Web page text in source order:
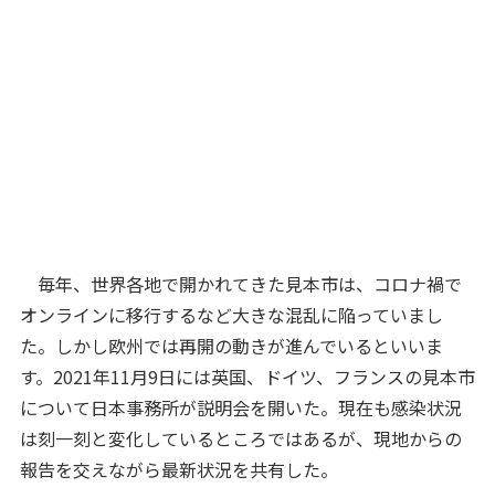
毎年、世界各地で開かれてきた見本市は、コロナ禍で
オンラインに移行するなど大きな混乱に陥っていまし
た。しかし欧州では再開の動きが進んでいるといいま
す。2021年11月9日には英国、ドイツ、フランスの見本市
について日本事務所が説明会を開いた。現在も感染状況
は刻一刻と変化しているところではあるが、現地からの
報告を交えながら最新状況を共有した。